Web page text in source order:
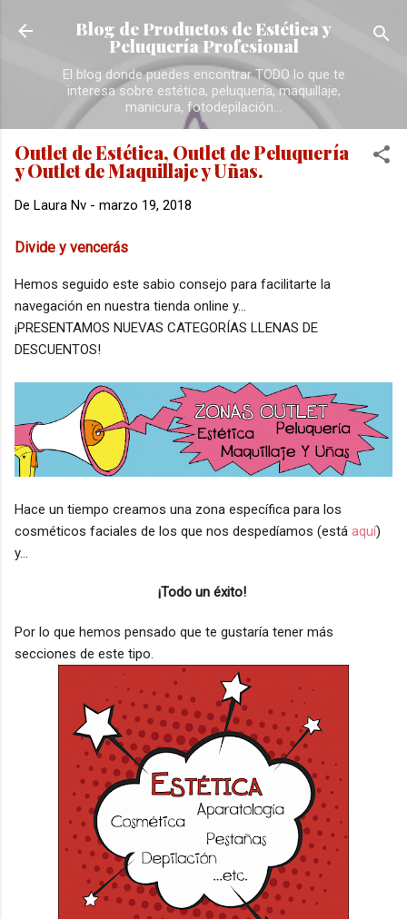
Ir al contenido principal
Blog de Productos de Estética y
Peluquería Profesional
El blog donde puedes encontrar TODO lo que te
interesa sobre estética, peluquería, maquillaje,
manicura, fotodepilación...
Outlet de Estética, Outlet de Peluquería
y Outlet de Maquillaje y Uñas.
De Laura Nv - marzo 19, 2018
Divide y vencerás
Hemos seguido este sabio consejo para facilitarte la
navegación en nuestra tienda online y...
¡PRESENTAMOS NUEVAS CATEGORÍAS LLENAS DE
DESCUENTOS!
Hace un tiempo creamos una zona específica para los
cosméticos faciales de los que nos despedíamos (está aquí)
y...
¡Todo un éxito!
Por lo que hemos pensado que te gustaría tener más
secciones de este tipo.